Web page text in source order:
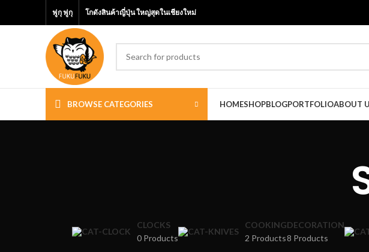
ฟูกุ ฟูกุ โกดังสินค้าญี่ปุ่น ใหญ่สุดในเชียงใหม่
BROWSE CATEGORIES HOMESHOPBLOGPORTFOLIOABOUT
CLOCKS
0 Products
COOKING
2 Products
DECORATION
8 Products